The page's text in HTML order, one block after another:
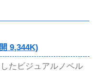
9,344K)
たビジュアルノベル